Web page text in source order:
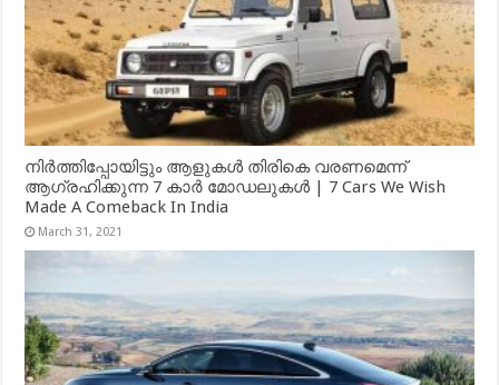
നിർത്തിപ്പോയിട്ടും ആളുകൾ തിരികെ വരണമെന്ന്
ആഗ്രഹിക്കുന്ന 7 കാർ മോഡലുകൾ | 7 Cars We Wish
Made A Comeback In India
March 31, 2021